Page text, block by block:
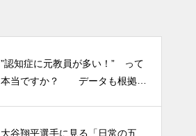
り癖がついてしまって・・・恥
ずかしぃ～ (〃ﾉωﾉ)
「食生活習慣の改善」が今年の
”認知症に元教員が多い！” って
本当ですか？ データも根拠も
大谷翔平選手に見る「日常の五